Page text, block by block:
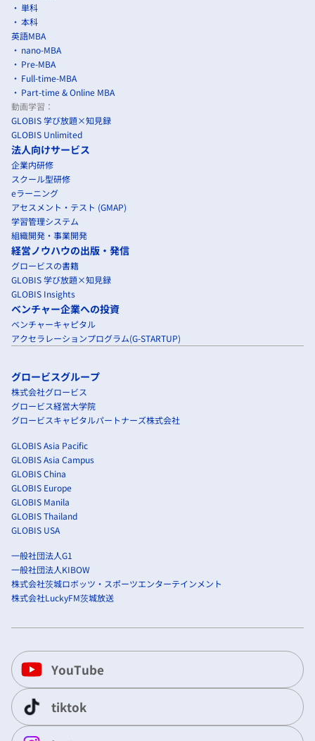
単科
本科
英語MBA
nano-MBA
Pre-MBA
Full-time-MBA
Part-time & Online MBA
動画学習：
GLOBIS 学び放題×知見録
GLOBIS Unlimited
法人向けサービス
企業内研修
スクール型研修
eラーニング
アセスメント・テスト (GMAP)
学習管理システム
組織開発・事業開発
経営ノウハウの出版・発信
グロービスの書籍
GLOBIS 学び放題×知見録
GLOBIS Insights
ベンチャー企業への投資
ベンチャーキャピタル
アクセラレーションプログラム(G-STARTUP)
グロービスグループ
株式会社グロービス
グロービス経営大学院
グロービスキャピタルパートナーズ株式会社
GLOBIS Asia Pacific
GLOBIS Asia Campus
GLOBIS China
GLOBIS Europe
GLOBIS Manila
GLOBIS Thailand
GLOBIS USA
一般社団法人G1
一般社団法人KIBOW
株式会社茨城ロボッツ・スポーツエンターテインメント
株式会社LuckyFM茨城放送
YouTube
tiktok